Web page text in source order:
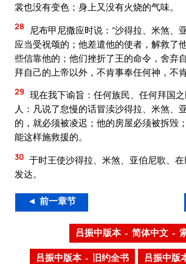
裳也没有变色；身上又没有火烧的气味。
28
尼布甲尼撒应时说：“沙得拉、米煞、
应当受祝颂的；他差遣他的使者，解救了
些信靠他的；他们挫折了王的命令，舍弃
拜自己的上帝以外，不肯事奉任何神，不
29 现在我下谕旨：任何族民、任何拜国
人：凡说了怠慢的话冒渎沙得拉、米煞、
的，就必须被凌迟；他的房屋必须被拆毁
能这样施救援的。
30 于时王使沙得拉、米煞、亚伯尼歌、
发达。
◄ 前一章节
吕振中版本 – 简体中文 –
吕振中版本 – 旧约全书 吕振中版